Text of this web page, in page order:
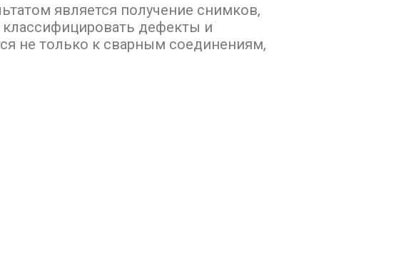
является получение снимков,
дефекты и
не только к сварным соединениям,